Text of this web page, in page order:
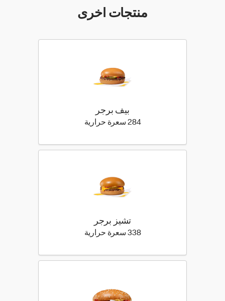
منتجات اخرى
بيف برجر
284 سعرة حرارية
تشيز برجر
338 سعرة حرارية